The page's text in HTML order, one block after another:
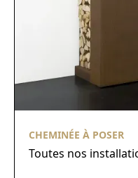
CHEMINÉE À POSER
Toutes nos